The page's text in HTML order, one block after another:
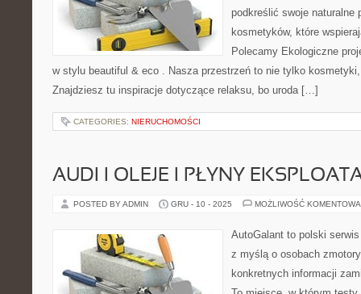
podkreślić swoje naturalne
kosmetyków, które
Polecamy Ekologiczne
w stylu beautiful & eco . Nasza przestrzeń to nie tylko
Znajdziesz tu inspiracje dotyczące relaksu, bo uroda […]
CATEGORIES: NIERUCHOMOŚCI
AUDI I OLEJE I PŁYNY
POSTED BY ADMIN GRU - 10 - 2025 MOŻLIWOŚĆ
AutoGalant to polski
z myślą o osobach
konkretnych informacji